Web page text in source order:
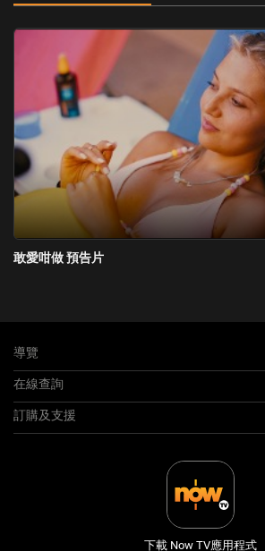
敢愛咁做 預告片
導覽
在線查詢
訂購及支援
下載 Now TV應用程式